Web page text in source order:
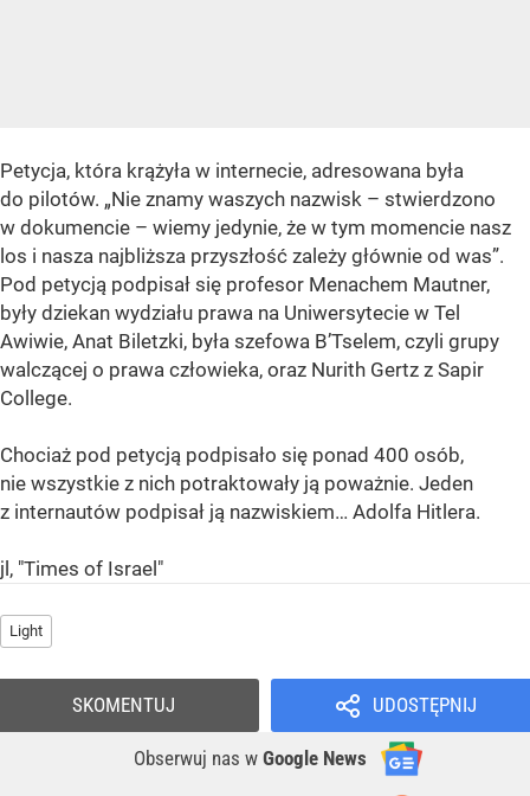
Petycja, która krążyła w internecie, adresowana była
do pilotów. „Nie znamy waszych nazwisk – stwierdzono
w dokumencie – wiemy jedynie, że w tym momencie nasz
los i nasza najbliższa przyszłość zależy głównie od was”.
Pod petycją podpisał się profesor Menachem Mautner,
były dziekan wydziału prawa na Uniwersytecie w Tel
Awiwie, Anat Biletzki, była szefowa B’Tselem, czyli grupy
walczącej o prawa człowieka, oraz Nurith Gertz z Sapir
College.
Chociaż pod petycją podpisało się ponad 400 osób,
nie wszystkie z nich potraktowały ją poważnie. Jeden
z internautów podpisał ją nazwiskiem… Adolfa Hitlera.
jl, "Times of Israel"
Light
UDOSTĘPNIJ
Obserwuj nas w Google News
SKOMENTUJ